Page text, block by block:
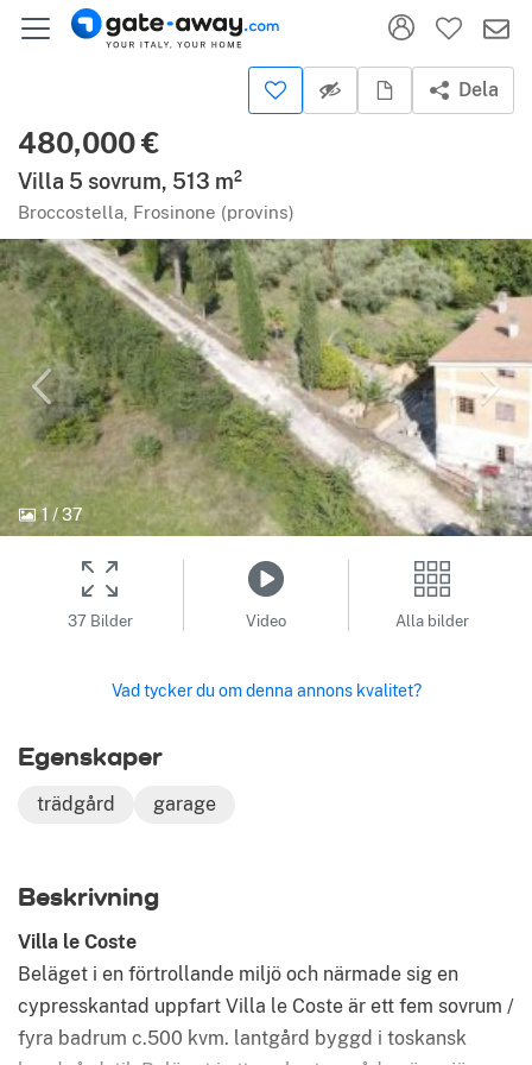
Dela
480,000 €
Villa 5 sovrum, 513 m²
Broccostella, Frosinone (provins)
1 /37
37 Bilder Video Alla bilder
Vad tycker du om denna annons kvalitet?
Egenskaper
trädgård garage
Beskrivning
Villa le Coste
Beläget i en förtrollande miljö och närmade sig en
cypresskantad uppfart Villa le Coste är ett fem sovrum /
fyra badrum c.500 kvm. lantgård byggd i toskansk